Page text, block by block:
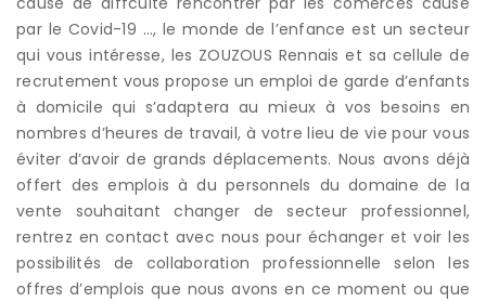
par le Covid-19 …, le monde de l’enfance est un secteur
qui vous intéresse, les ZOUZOUS Rennais et sa cellule de
recrutement vous propose un emploi de garde d’enfants
à domicile qui s’adaptera au mieux à vos besoins en
nombres d’heures de travail, à votre lieu de vie pour vous
éviter d’avoir de grands déplacements. Nous avons déjà
offert des emplois à du personnels du domaine de la
vente souhaitant changer de secteur professionnel,
rentrez en contact avec nous pour échanger et voir les
possibilités de collaboration professionnelle selon les
offres d’emplois que nous avons en ce moment ou que